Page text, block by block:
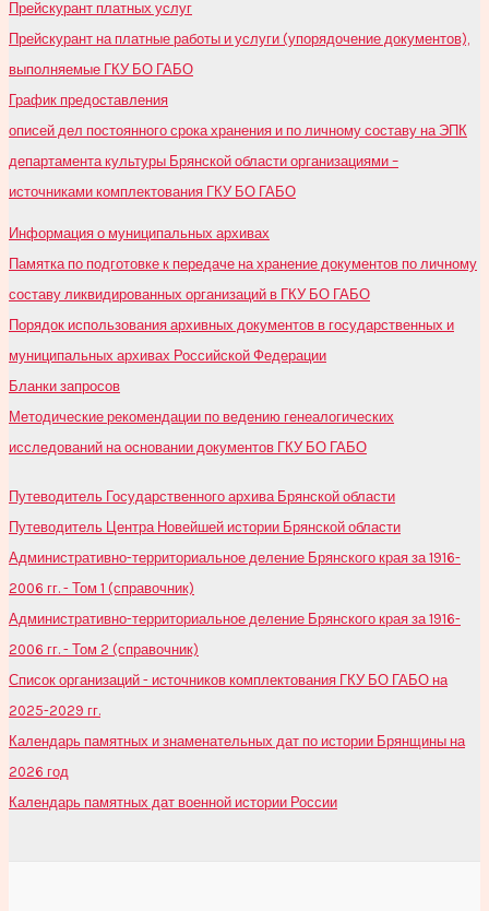
Прейскурант платных услуг
Прейскурант на платные работы и услуги (упорядочение документов),
выполняемые ГКУ БО ГАБО
График предоставления
описей дел постоянного срока хранения и по личному составу на ЭПК
департамента культуры Брянской области организациями –
источниками комплектования ГКУ БО ГАБО
Информация о муниципальных архивах
Памятка по подготовке к передаче на хранение документов по личному
составу ликвидированных организаций в ГКУ БО ГАБО
Порядок использования архивных документов в государственных и
муниципальных архивах Российской Федерации
Бланки запросов
Методические рекомендации по ведению генеалогических
исследований на основании документов ГКУ БО ГАБО
Путеводитель Государственного архива Брянской области
Путеводитель Центра Новейшей истории Брянской области
Административно-территориальное деление Брянского края за 1916-
2006 гг. - Том 1 (справочник)
Административно-территориальное деление Брянского края за 1916-
2006 гг. - Том 2 (справочник)
Список организаций - источников комплектования ГКУ БО ГАБО на
2025-2029 гг.
Календарь памятных и знаменательных дат по истории Брянщины на
2026 год
Календарь памятных дат военной истории России